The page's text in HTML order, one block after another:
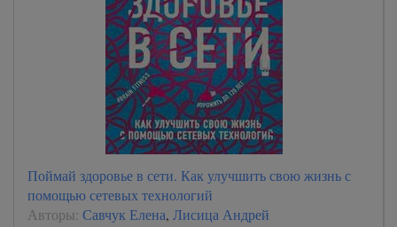
Поймай здоровье в сети. Как улучшить свою жизнь с
помощью сетевых технологий
Авторы: Савчук Елена, Лисица Андрей